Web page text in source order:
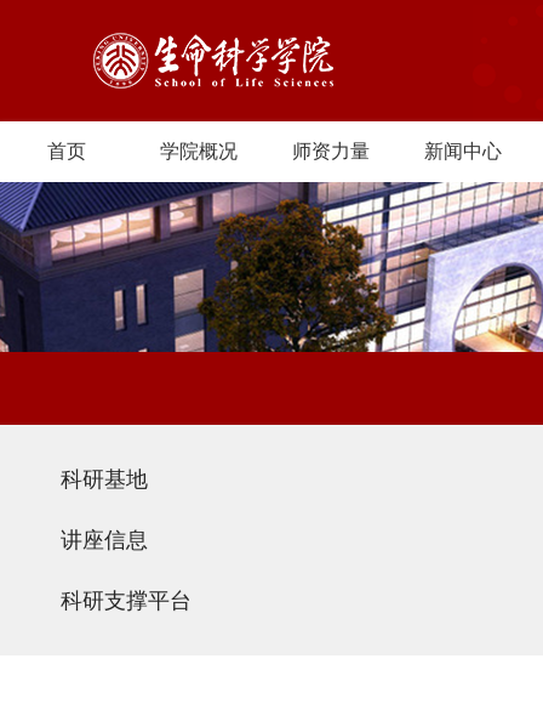
首页 学院概况 师资力量 新闻中心
科研基地
讲座信息
科研支撑平台